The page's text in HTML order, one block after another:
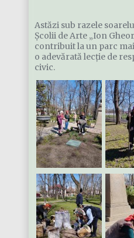
Astăzi sub razele
Școlii de Arte „Ion
contribuit la un parc
o adevărată lecție de
civic.